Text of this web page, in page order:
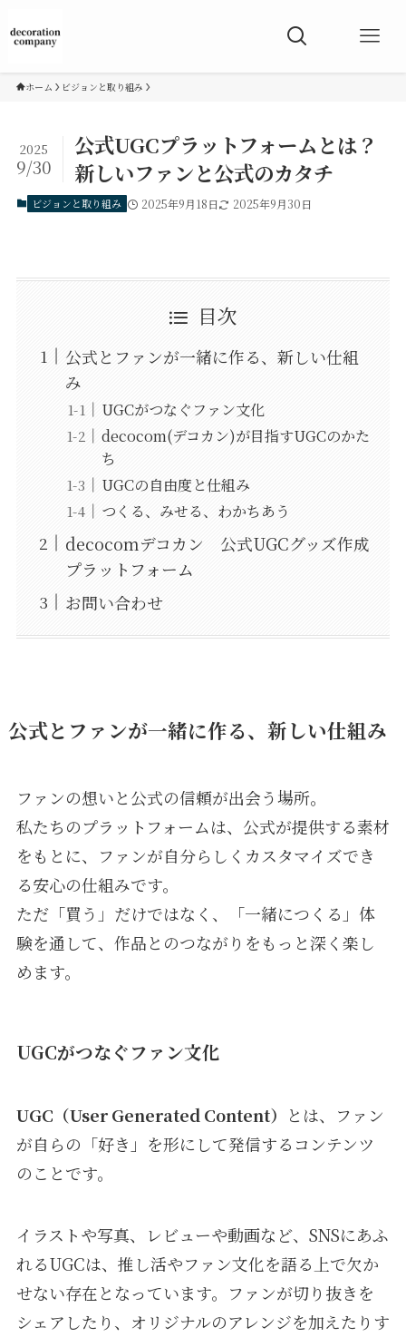
ホーム ビジョンと取り組み
公式UGCプラットフォームとは？
新しいファンと公式のカタチ
2025
9/30
ビジョンと取り組み 2025年9月18日 2025年9月30日
目次
公式とファンが一緒に作る、新しい仕組
み
UGCがつなぐファン文化
decocom(デコカン)が目指すUGCのかた
ち
UGCの自由度と仕組み
つくる、みせる、わかちあう
decocomデコカン 公式UGCグッズ作成
プラットフォーム
お問い合わせ
公式とファンが一緒に作る、新しい仕組み
ファンの想いと公式の信頼が出会う場所。
私たちのプラットフォームは、公式が提供する素材
をもとに、ファンが自分らしくカスタマイズでき
る安心の仕組みです。
ただ「買う」だけではなく、「一緒につくる」体
験を通して、作品とのつながりをもっと深く楽し
めます。
UGCがつなぐファン文化
UGC（User Generated Content） とは、ファン
が自らの「好き」を形にして発信するコンテンツ
のことです。
イラストや写真、レビューや動画など、SNSにあふ
れるUGCは、推し活やファン文化を語る上で欠か
せない存在となっています。ファンが切り抜きを
シェアしたり、オリジナルのアレンジを加えたりす